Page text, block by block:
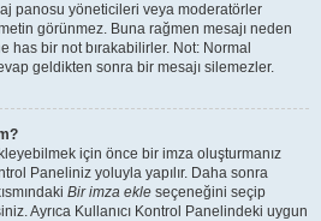
panosu yöneticileri veya moderatörler
görünmez. Buna rağmen mesajı neden
bir not bırakabilirler. Not: Normal
geldikten sonra bir mesajı silemezler.
için önce bir imza oluşturmanız
Paneliniz yoluyla yapılır. Daha sonra
Bir imza ekle seçeneğini seçip
Ayrıca Kullanıcı Kontrol Panelindeki uygun